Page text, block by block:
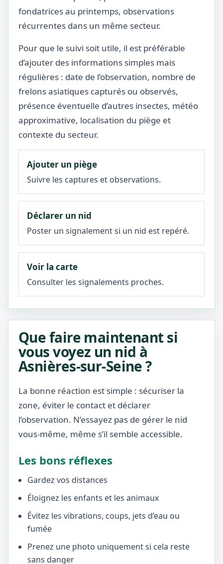
fondatrices au printemps, observations
récurrentes dans un même secteur.
Pour que le suivi soit utile, il est préférable
d’ajouter des informations simples mais
régulières : date de l’observation, nombre de
frelons asiatiques capturés ou observés,
présence éventuelle d’autres insectes, météo
approximative, localisation du piège et
contexte du secteur.
Ajouter un piège
Suivre les captures et observations.
Déclarer un nid
Poster un signalement si un nid est repéré.
Voir la carte
Consulter les signalements proches.
Que faire maintenant si
vous voyez un nid à
Asnières-sur-Seine ?
La bonne réaction est simple : sécuriser la
zone, éviter le contact et déclarer
l’observation. N’essayez pas de gérer le nid
vous-même, même s’il semble accessible.
Les bons réflexes
Gardez vos distances
Éloignez les enfants et les animaux
Évitez les vibrations, coups, jets d’eau ou
fumée
Prenez une photo uniquement si cela reste
sans danger